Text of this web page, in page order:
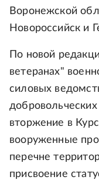
Воронежской
Новороссийск и
По новой
ветеранах"
силовых
вторжение в
вооруженные
перечне
присвоение